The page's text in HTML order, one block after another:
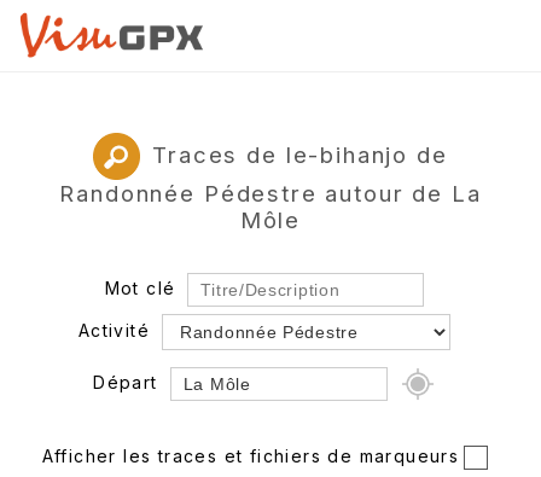
Traces de le-bihanjo de
Randonnée Pédestre autour de La
Môle
Mot clé
Activité
Départ
Afficher les traces et fichiers de marqueurs